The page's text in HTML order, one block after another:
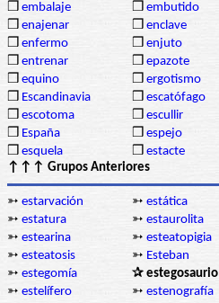
❒ embalaje ❒ embutido
❒ enajenar ❒ enclave
❒ enfermo ❒ enjuto
❒ entrenar ❒ epazote
❒ equino ❒ ergotismo
❒ Escandinavia ❒ escatófago
❒ escotoma ❒ escullir
❒ España ❒ espejo
❒ esquela ❒ estacte
↑↑↑ Grupos Anteriores
➳ estarvación ➳ estática
➳ estatura ➳ estaurolita
➳ estearina ➳ esteatopigia
➳ esteatosis ➳ Esteban
➳ estegomía ✰ estegosaurio
➳ estelífero ➳ estenografía